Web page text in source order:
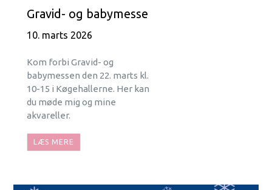
Gravid- og babymesse
10. marts 2026
Kom forbi Gravid- og
babymessen den 22. marts kl.
10-15 i Køgehallerne. Her kan
du møde mig og mine
akvareller.
LÆS MERE